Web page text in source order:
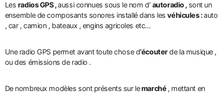
Les radios GPS ,aussi connues sous le nom d’autoradio , sont un
ensemble de composants sonores installé dans lesvéhicules :auto
, car , camion , bateaux , engins agricoles etc…
Une radio GPS permet avant toute chose d‘écouterde la musique ,
ou des émissions de radio .
De nombreux modèles sont présents sur lemarché , mettant en